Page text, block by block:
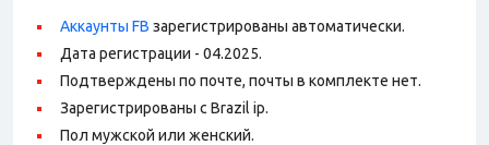
Аккаунты FB зарегистрированы автоматически.
Дата регистрации - 04.2025.
Подтверждены по почте, почты в комплекте нет.
Зарегистрированы с Brazil ip.
Пол мужской или женский.